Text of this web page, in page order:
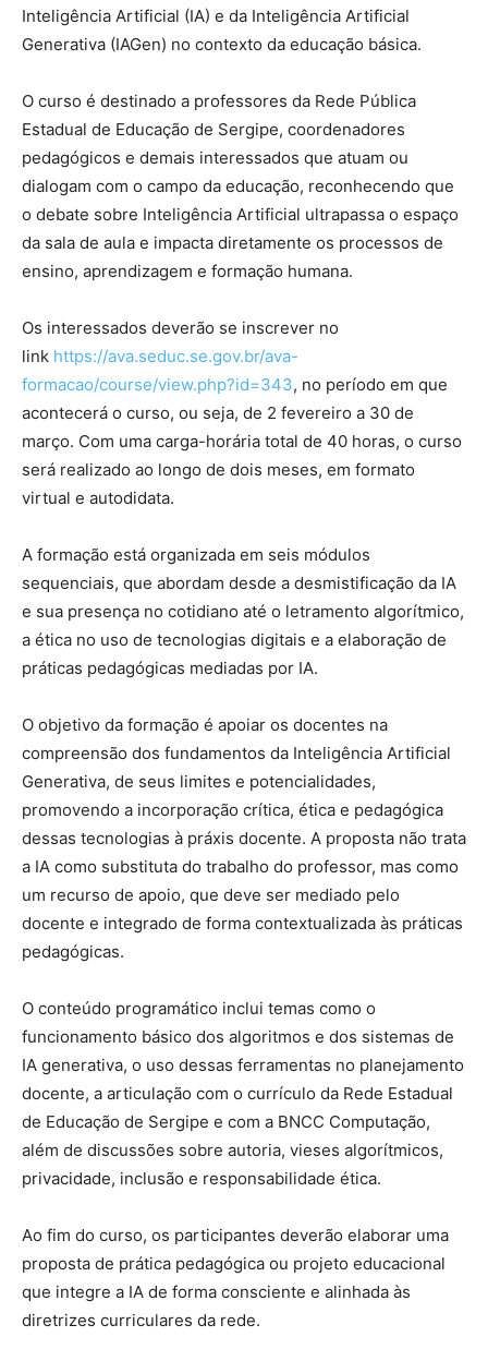
Inteligência Artificial (IA) e da Inteligência Artificial
Generativa (IAGen) no contexto da educação básica.
O curso é destinado a professores da Rede Pública
Estadual de Educação de Sergipe, coordenadores
pedagógicos e demais interessados que atuam ou
dialogam com o campo da educação, reconhecendo que
o debate sobre Inteligência Artificial ultrapassa o espaço
da sala de aula e impacta diretamente os processos de
ensino, aprendizagem e formação humana.
Os interessados deverão se inscrever no
link https://ava.seduc.se.gov.br/ava-
formacao/course/view.php?id=343, no período em que
acontecerá o curso, ou seja, de 2 fevereiro a 30 de
março. Com uma carga-horária total de 40 horas, o curso
será realizado ao longo de dois meses, em formato
virtual e autodidata.
A formação está organizada em seis módulos
sequenciais, que abordam desde a desmistificação da IA
e sua presença no cotidiano até o letramento algorítmico,
a ética no uso de tecnologias digitais e a elaboração de
práticas pedagógicas mediadas por IA.
O objetivo da formação é apoiar os docentes na
compreensão dos fundamentos da Inteligência Artificial
Generativa, de seus limites e potencialidades,
promovendo a incorporação crítica, ética e pedagógica
dessas tecnologias à práxis docente. A proposta não trata
a IA como substituta do trabalho do professor, mas como
um recurso de apoio, que deve ser mediado pelo
docente e integrado de forma contextualizada às práticas
pedagógicas.
O conteúdo programático inclui temas como o
funcionamento básico dos algoritmos e dos sistemas de
IA generativa, o uso dessas ferramentas no planejamento
docente, a articulação com o currículo da Rede Estadual
de Educação de Sergipe e com a BNCC Computação,
além de discussões sobre autoria, vieses algorítmicos,
privacidade, inclusão e responsabilidade ética.
Ao fim do curso, os participantes deverão elaborar uma
proposta de prática pedagógica ou projeto educacional
que integre a IA de forma consciente e alinhada às
diretrizes curriculares da rede.